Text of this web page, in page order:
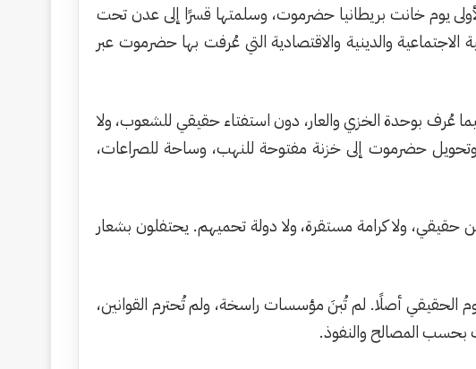
يوم خانت بريطانيا حضرموت، وسلمتها قسرًا إلى عدن تحت
والدينية والاقتصادية التي عُرفت بها حضرموت عبر
بوحدة الخزي والعار، دون استفتاء حقيقي للشعوب، ولا
حضرموت إلى خزنة مفتوحة للنهب، وساحة للصراعات،
ولا كرامة مستقرة، ولا دولة تحميهم. يحتفلون بشعار
الحقيقي أصلًا. لم تُبنَ مؤسسات راسخة، ولم تُحترم القوانين،
بحسب المصالح والنفوذ.